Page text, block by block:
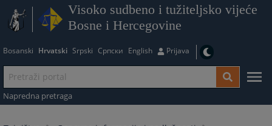
Visoko sudbeno i tužiteljsko vijeće
Bosne i Hercegovine
Bosanski Hrvatski Srpski Српски English Prijava
Napredna pretraga